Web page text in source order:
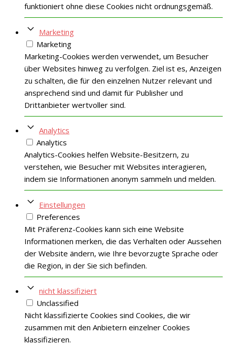
funktioniert ohne diese Cookies nicht ordnungsgemäß.
Marketing
Marketing
Marketing-Cookies werden verwendet, um Besucher
über Websites hinweg zu verfolgen. Ziel ist es, Anzeigen
zu schalten, die für den einzelnen Nutzer relevant und
ansprechend sind und damit für Publisher und
Drittanbieter wertvoller sind.
Analytics
Analytics
Analytics-Cookies helfen Website-Besitzern, zu
verstehen, wie Besucher mit Websites interagieren,
indem sie Informationen anonym sammeln und melden.
Einstellungen
Preferences
Mit Präferenz-Cookies kann sich eine Website
Informationen merken, die das Verhalten oder Aussehen
der Website ändern, wie Ihre bevorzugte Sprache oder
die Region, in der Sie sich befinden.
nicht klassifiziert
Unclassified
Nicht klassifizierte Cookies sind Cookies, die wir
zusammen mit den Anbietern einzelner Cookies
klassifizieren.